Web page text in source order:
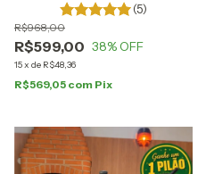
(5)
R$599,00
R$968,00
38% OFF
15x de R$48,36
R$569,05 com Pix